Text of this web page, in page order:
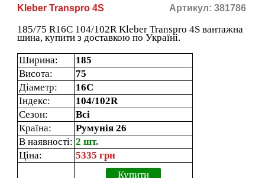
Kleber Transpro 4S Артикул: 381786
185/75 R16C 104/102R Kleber Transpro 4S вантажна
шина, купити з доставкою по Україні.
Ширина:
185
Висота:
75
Діаметр:
16C
Індекс:
104/102R
Сезон:
Всі
Країна:
Румунія 26
В наявності: 2 шт.
Ціна:
5335 грн
Купити